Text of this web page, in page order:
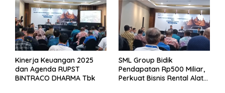
Kinerja Keuangan 2025
dan Agenda RUPST
BINTRACO DHARMA Tbk
SML Group Bidik
Pendapatan Rp500 Miliar,
Perkuat Bisnis Rental Alat